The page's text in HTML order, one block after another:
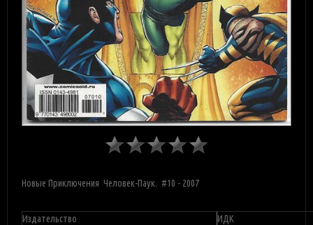
Новые Приключения Человек-Паук. #10 - 2007
Издательство
ИДК